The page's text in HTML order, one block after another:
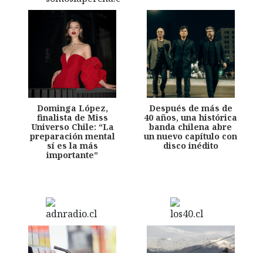
Dominga López,
finalista de Miss
Universo Chile: “La
preparación mental
sí es la más
importante”
Después de más de
40 años, una histórica
banda chilena abre
un nuevo capítulo con
disco inédito